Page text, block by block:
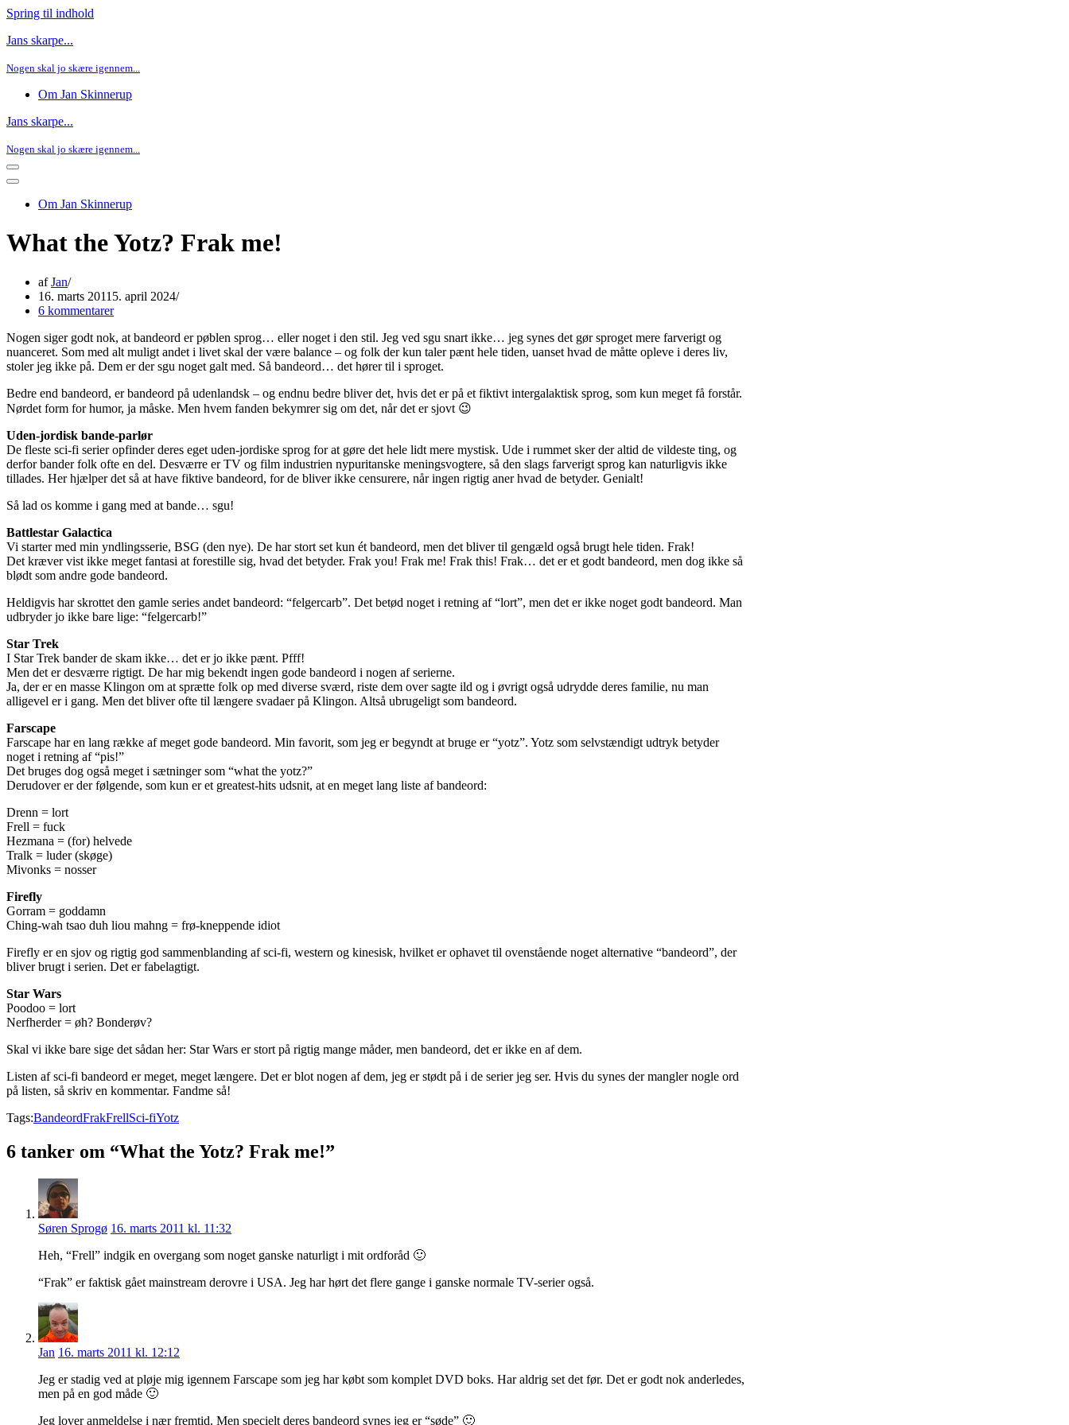
Spring til indhold
Jans skarpe...
Nogen skal jo skære igennem...
Om Jan Skinnerup
Jans skarpe...
Nogen skal jo skære igennem...
Navigation
menu
Navigation
Om Jan Skinnerup
What the Yotz? Frak me!
afJan
16. marts 2011 5. april 2024
6 kommentarer
Nogen siger godt nok, at bandeord er pøblen sprog… eller noget i den stil. Jeg ved sgu snart ikke… jeg synes det gør sproget mere farverigt og
nuanceret. Som med alt muligt andet i livet skal der være balance – og folk der kun taler pænt hele tiden, uanset hvad de måtte opleve i deres liv,
stoler jeg ikke på. Dem er der sgu noget galt med. Så bandeord… det hører til i sproget.
Bedre end bandeord, er bandeord på udenlandsk – og endnu bedre bliver det, hvis det er på et fiktivt intergalaktisk sprog, som kun meget få forstår.
Nørdet form for humor, ja måske. Men hvem fanden bekymrer sig om det, når det er sjovt 😉
Uden-jordisk bande-parlør
De fleste sci-fi serier opfinder deres eget uden-jordiske sprog for at gøre det hele lidt mere mystisk. Ude i rummet sker der altid de vildeste ting, og
derfor bander folk ofte en del. Desværre er TV og film industrien nypuritanske meningsvogtere, så den slags farverigt sprog kan naturligvis ikke
tillades. Her hjælper det så at have fiktive bandeord, for de bliver ikke censurere, når ingen rigtig aner hvad de betyder. Genialt!
Så lad os komme i gang med at bande… sgu!
Battlestar Galactica
Vi starter med min yndlingsserie, BSG (den nye). De har stort set kun ét bandeord, men det bliver til gengæld også brugt hele tiden. Frak!
Det kræver vist ikke meget fantasi at forestille sig, hvad det betyder. Frak you! Frak me! Frak this! Frak… det er et godt bandeord, men dog ikke så
blødt som andre gode bandeord.
Heldigvis har skrottet den gamle series andet bandeord: “felgercarb”. Det betød noget i retning af “lort”, men det er ikke noget godt bandeord. Man
udbryder jo ikke bare lige: “felgercarb!”
Star Trek
I Star Trek bander de skam ikke… det er jo ikke pænt. Pfff!
Men det er desværre rigtigt. De har mig bekendt ingen gode bandeord i nogen af serierne.
Ja, der er en masse Klingon om at sprætte folk op med diverse sværd, riste dem over sagte ild og i øvrigt også udrydde deres familie, nu man
alligevel er i gang. Men det bliver ofte til længere svadaer på Klingon. Altså ubrugeligt som bandeord.
Farscape
Farscape har en lang række af meget gode bandeord. Min favorit, som jeg er begyndt at bruge er “yotz”. Yotz som selvstændigt udtryk betyder
noget i retning af “pis!”
Det bruges dog også meget i sætninger som “what the yotz?”
Derudover er der følgende, som kun er et greatest-hits udsnit, at en meget lang liste af bandeord:
Drenn = lort
Frell = fuck
Hezmana = (for) helvede
Tralk = luder (skøge)
Mivonks = nosser
Firefly
Gorram = goddamn
Ching-wah tsao duh liou mahng = frø-kneppende idiot
Firefly er en sjov og rigtig god sammenblanding af sci-fi, western og kinesisk, hvilket er ophavet til ovenstående noget alternative “bandeord”, der
bliver brugt i serien. Det er fabelagtigt.
Star Wars
Poodoo = lort
Nerfherder = øh? Bonderøv?
Skal vi ikke bare sige det sådan her: Star Wars er stort på rigtig mange måder, men bandeord, det er ikke en af dem.
Listen af sci-fi bandeord er meget, meget længere. Det er blot nogen af dem, jeg er stødt på i de serier jeg ser. Hvis du synes der mangler nogle ord
på listen, så skriv en kommentar. Fandme så!
Tags:BandeordFrakFrellSci-fiYotz
6 tanker om “What the Yotz? Frak me!”
Søren Sprogø 16. marts 2011 kl. 11:32
Heh, “Frell” indgik en overgang som noget ganske naturligt i mit ordforåd 🙂
“Frak” er faktisk gået mainstream derovre i USA. Jeg har hørt det flere gange i ganske normale TV-serier også.
Jan 16. marts 2011 kl. 12:12
Jeg er stadig ved at pløje mig igennem Farscape som jeg har købt som komplet DVD boks. Har aldrig set det før. Det er godt nok anderledes,
men på en god måde 🙂
Jeg lover anmeldelse i nær fremtid. Men specielt deres bandeord synes jeg er “søde” 🙂